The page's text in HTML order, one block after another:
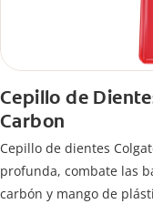
Cepillo de
Carbon
Cepillo de dientes
profunda, combate las
carbón y mango de